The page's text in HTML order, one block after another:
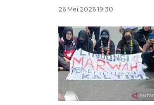
26 Mei 2026 19:30